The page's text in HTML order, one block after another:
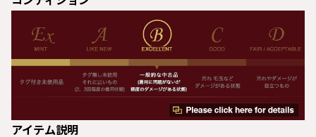
アイテム説明